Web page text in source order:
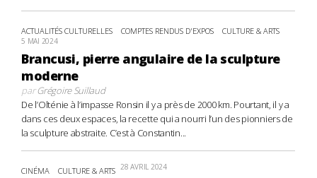
ACTUALITÉS CULTURELLES COMPTES RENDUS D'EXPOS CULTURE & ARTS
5 MAI 2024
Brancusi, pierre angulaire de la sculpture
moderne
parGrégoire Suillaud
De l’Olténie à l’impasse Ronsin il y a près de 2000 km. Pourtant, il y a
dans ces deux espaces, la recette qui a nourri l’un des pionniers de
la sculpture abstraite. C’est à Constantin...
CINÉMA CULTURE & ARTS 28 AVRIL 2024